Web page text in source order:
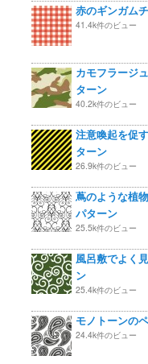
赤のギンガム
41.4k件のビュー
カモフラージ
ターン
40.2k件のビュー
注意喚起を促
ターン
26.9k件のビュー
蔦のような植
パターン
25.5k件のビュー
風呂敷でよく
ン
25.4k件のビュー
モノトーンの
24.4k件のビュー